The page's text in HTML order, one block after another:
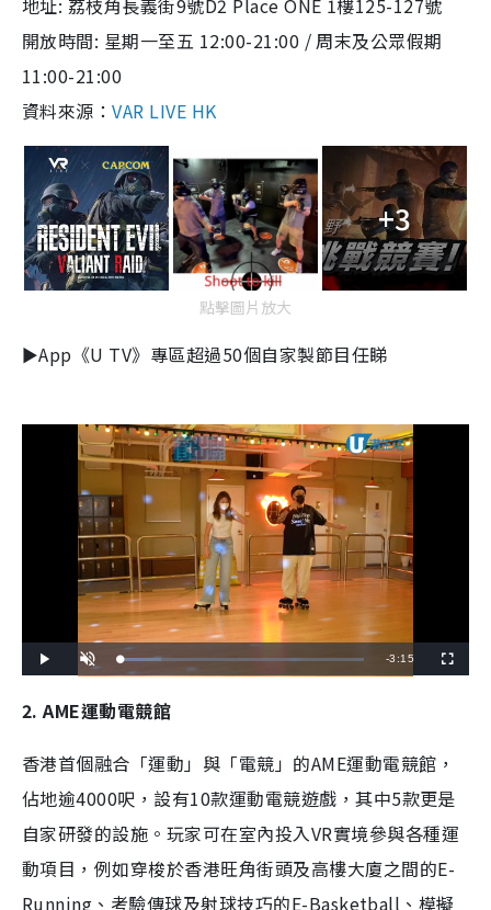
地址: 荔枝角長義街9號D2 Place ONE 1樓125-127號
開放時間: 星期一至五 12:00-21:00 / 周末及公眾假期
11:00-21:00
資料來源：VAR LIVE HK
+3
點擊圖片放大
►App《U TV》專區超過50個自家製節目任睇
l
n
t
e
L
o
e
d
.
6
R
a
n
-3:15
u
n
2. AME運動電競館
香港首個融合「運動」與「電競」的AME運動電競館，
佔地逾4000呎，設有10款運動電競遊戲，其中5款更是
自家研發的設施。玩家可在室內投入VR實境參與各種運
動項目，例如穿梭於香港旺角街頭及高樓大廈之間的E-
Running、考驗傳球及射球技巧的E-Basketball、模擬